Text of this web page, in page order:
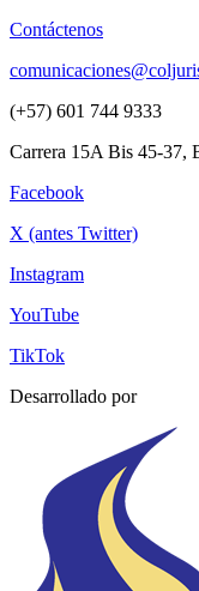
Contáctenos
(+57) 601 744 9333
Carrera 15A Bis 45-37,
Facebook
X (antes Twitter)
Instagram
YouTube
TikTok
Desarrollado por